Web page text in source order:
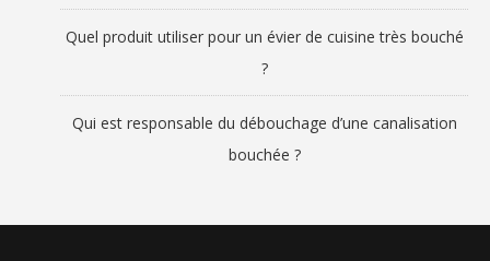
Quel produit utiliser pour un évier de cuisine très bouché
?
Qui est responsable du débouchage d’une canalisation
bouchée ?